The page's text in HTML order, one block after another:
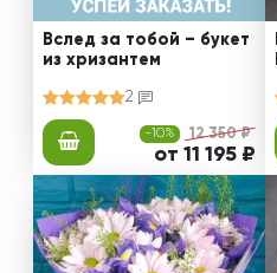
Вслед за тобой – букет
из хризантем
2
-10% 12 350 ₽
от 11 195 ₽